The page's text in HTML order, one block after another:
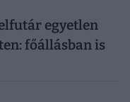
egyetlen
főállásban is